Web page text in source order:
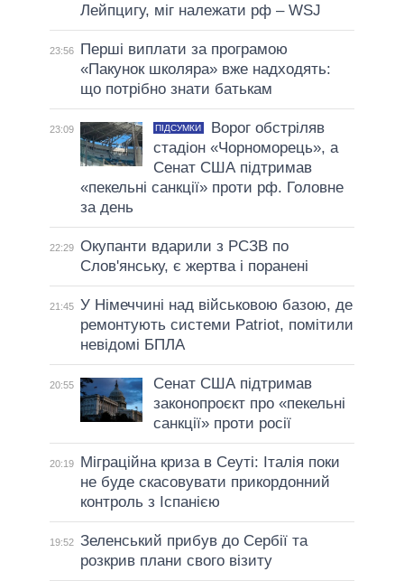
Лейпцигу, міг належати рф – WSJ
23:56
Перші виплати за програмою
«Пакунок школяра» вже надходять:
що потрібно знати батькам
23:09 ПІДСУМКИ
Ворог обстріляв
стадіон «Чорноморець», а
Сенат США підтримав
«пекельні санкції» проти рф. Головне
за день
22:29 Окупанти вдарили з РСЗВ по
Слов'янську, є жертва і поранені
21:45 У Німеччині над військовою базою, де
ремонтують системи Patriot, помітили
невідомі БПЛА
20:55
Сенат США підтримав
законопроєкт про «пекельні
санкції» проти росії
20:19
Міграційна криза в Сеуті: Італія поки
не буде скасовувати прикордонний
контроль з Іспанією
19:52 Зеленський прибув до Сербії та
розкрив плани свого візиту